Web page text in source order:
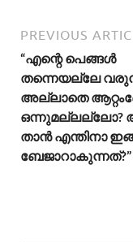
PREVIOUS
“എന്റെ പെങ്ങൾ
തന്നെയല്ലേ
അല്ലാതെ
ഒന്നുമല്ലല്ലോ?
താൻ എന്തിനാ
ബേജാറാകുന്നത്?”